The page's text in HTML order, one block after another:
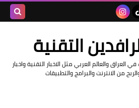
التقنية
والعالم العربي مثل الاخبار التقنية واخبار
من الانترنت والبرامج والتطبيقات